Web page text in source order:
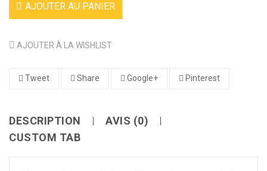
AJOUTER AU PANIER
AJOUTER À LA WISHLIST
Tweet Share Google+ Pinterest
DESCRIPTION
AVIS (0)
CUSTOM TAB